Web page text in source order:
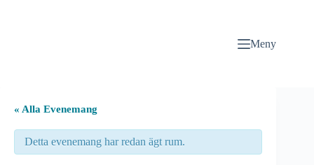
Meny
« Alla Evenemang
Detta evenemang har redan ägt rum.